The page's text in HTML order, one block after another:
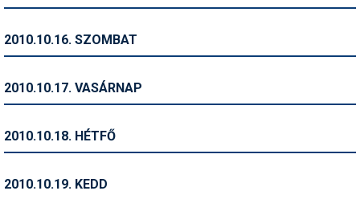
Síszerviz
Snowboard
2010.10.16. SZOMBAT
2010.10.17. VASÁRNAP
2010.10.18. HÉTFŐ
2010.10.19. KEDD